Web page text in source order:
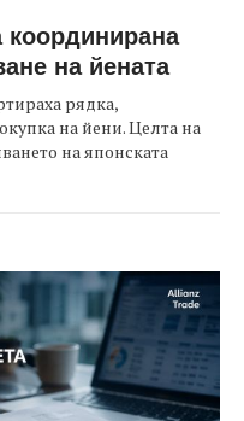
на йената
рядка,
на йени. Целта на
на японската